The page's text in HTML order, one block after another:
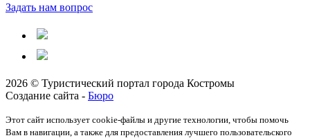
Задать нам вопрос
2026 © Туристический портал города Костромы
Создание сайта - Бюро
Этот сайт использует cookie-файлы и другие технологии, чтобы помочь
Вам в навигации, а также для предоставления лучшего пользовательского